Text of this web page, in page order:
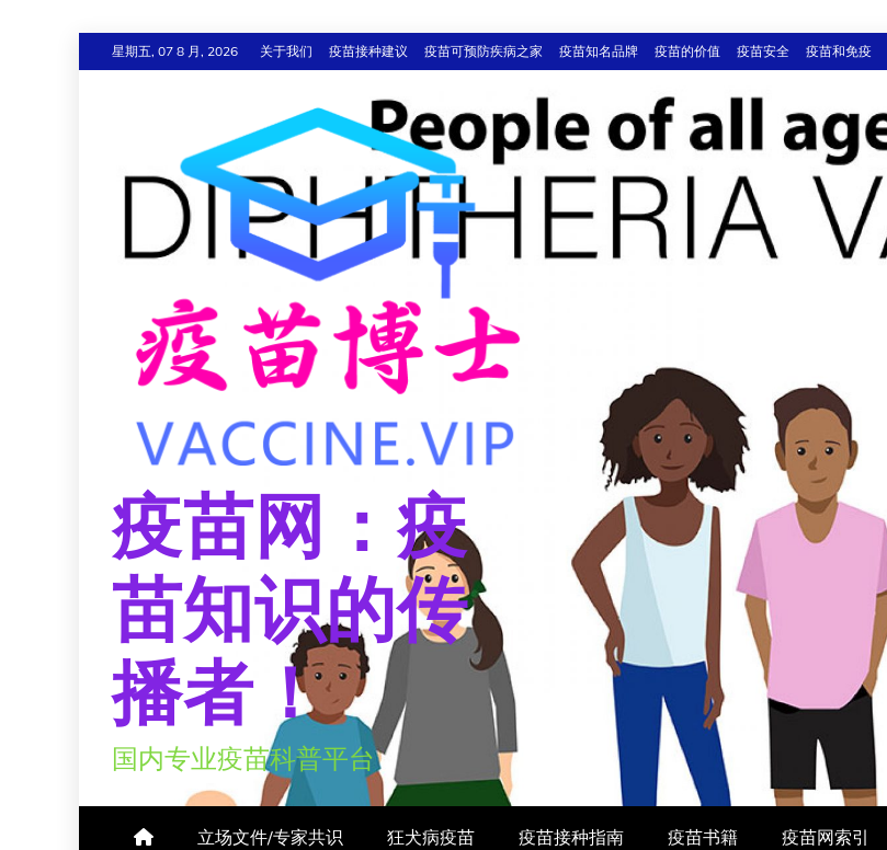
至
星期五, 07 8 月, 2026 关于我们 疫苗接种建议 疫苗可预防疾病之家 疫苗知名品牌 疫苗的价值 疫苗安全 疫苗和免疫
疫苗网：疫
苗知识的传
播者！
国内专业疫苗科普平台
立场文件/专家共识 狂犬病疫苗 疫苗接种指南 疫苗书籍 疫苗网索引